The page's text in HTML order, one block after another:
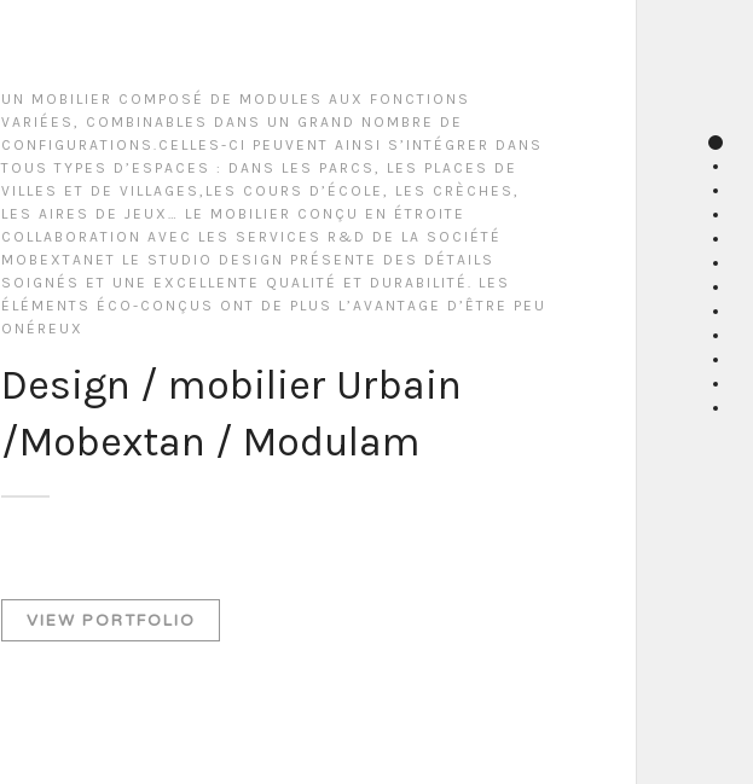
UN MOBILIER COMPOSÉ DE MODULES AUX FONCTIONS
VARIÉES, COMBINABLES DANS UN GRAND NOMBRE DE
CONFIGURATIONS.CELLES-CI PEUVENT AINSI S’INTÉGRER DANS
TOUS TYPES D’ESPACES : DANS LES PARCS, LES PLACES DE
VILLES ET DE VILLAGES,LES COURS D’ÉCOLE, LES CRÈCHES,
LES AIRES DE JEUX… LE MOBILIER CONÇU EN ÉTROITE
COLLABORATION AVEC LES SERVICES R&D DE LA SOCIÉTÉ
MOBEXTANET LE STUDIO DESIGN PRÉSENTE DES DÉTAILS
SOIGNÉS ET UNE EXCELLENTE QUALITÉ ET DURABILITÉ. LES
ÉLÉMENTS ÉCO-CONÇUS ONT DE PLUS L’AVANTAGE D’ÊTRE PEU
ONÉREUX
Design / mobilier Urbain
/Mobextan / Modulam
VIEW PORTFOLIO